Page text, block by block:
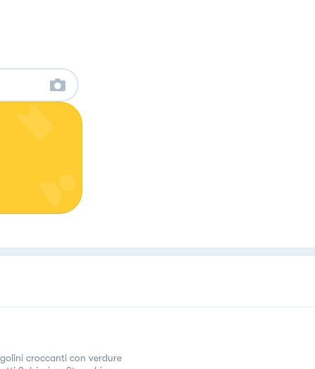
croccanti con verdure